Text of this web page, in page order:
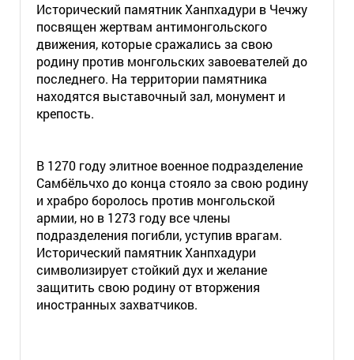
Исторический памятник Ханпхадури в Чечжу
посвящен жертвам антимонгольского
движения, которые сражались за свою
родину против монгольских завоевателей до
последнего. На территории памятника
находятся выставочный зал, монумент и
крепость.
В 1270 году элитное военное подразделение
Самбёльчхо до конца стояло за свою родину
и храбро боролось против монгольской
армии, но в 1273 году все члены
подразделения погибли, уступив врагам.
Исторический памятник Ханпхадури
символизирует стойкий дух и желание
защитить свою родину от вторжения
иностранных захватчиков.